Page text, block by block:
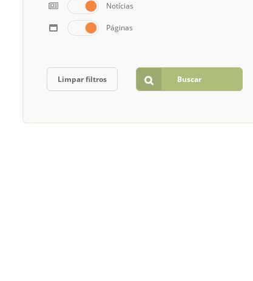
Notícias
Páginas
Limpar filtros Buscar